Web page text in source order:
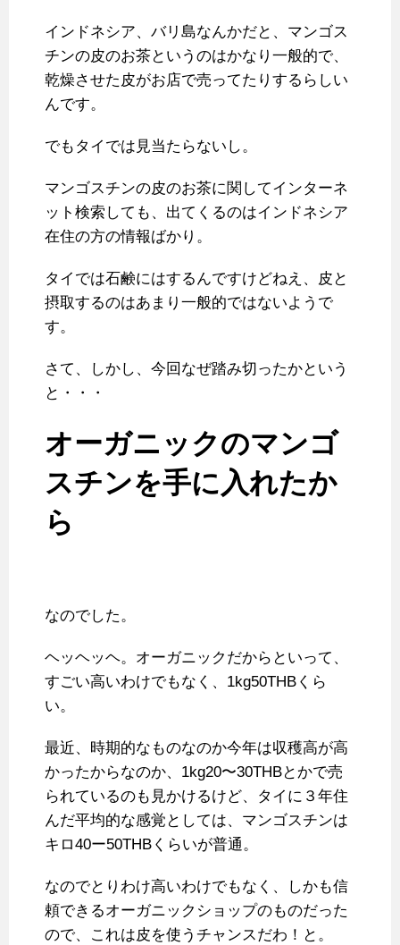
インドネシア、バリ島なんかだと、マンゴス
チンの皮のお茶というのはかなり一般的で、
乾燥させた皮がお店で売ってたりするらしい
んです。
でもタイでは見当たらないし。
マンゴスチンの皮のお茶に関してインターネ
ット検索しても、出てくるのはインドネシア
在住の方の情報ばかり。
タイでは石鹸にはするんですけどねえ、皮と
摂取するのはあまり一般的ではないようで
す。
さて、しかし、今回なぜ踏み切ったかという
と・・・
オーガニックのマンゴ
スチンを手に入れたか
ら
なのでした。
ヘッヘッヘ。オーガニックだからといって、
すごい高いわけでもなく、1kg50THBくら
い。
最近、時期的なものなのか今年は収穫高が高
かったからなのか、1kg20〜30THBとかで売
られているのも見かけるけど、タイに３年住
んだ平均的な感覚としては、マンゴスチンは
キロ40ー50THBくらいが普通。
なのでとりわけ高いわけでもなく、しかも信
頼できるオーガニックショップのものだった
ので、これは皮を使うチャンスだわ！と。